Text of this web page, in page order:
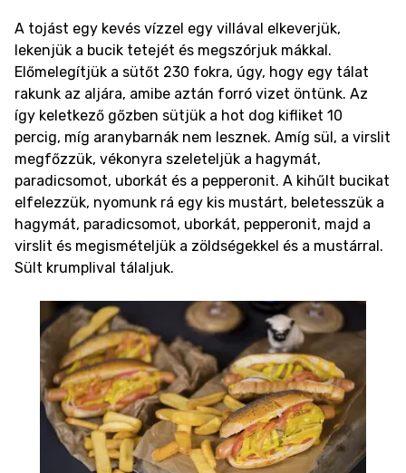
A tojást egy kevés vízzel egy villával elkeverjük,
lekenjük a bucik tetejét és megszórjuk mákkal.
Előmelegítjük a sütőt 230 fokra, úgy, hogy egy tálat
rakunk az aljára, amibe aztán forró vizet öntünk. Az
így keletkező gőzben sütjük a hot dog kifliket 10
percig, míg aranybarnák nem lesznek. Amíg sül, a virslit
megfőzzük, vékonyra szeleteljük a hagymát,
paradicsomot, uborkát és a pepperonit. A kihűlt bucikat
elfelezzük, nyomunk rá egy kis mustárt, beletesszük a
hagymát, paradicsomot, uborkát, pepperonit, majd a
virslit és megismételjük a zöldségekkel és a mustárral.
Sült krumplival tálaljuk.